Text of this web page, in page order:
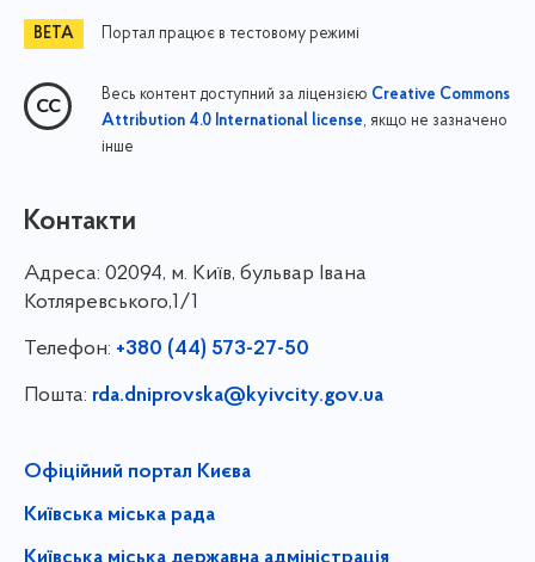
Портал працює в тестовому режимі
Весь контент доступний за ліцензією Creative Commons
Attribution 4.0 International license, якщо не зазначено
інше
Контакти
Адреса: 02094, м. Київ, бульвар Івана
Котляревського,1/1
Телефон: +380 (44) 573-27-50
Пошта: rda.dniprovska@kyivcity.gov.ua
Офіційний портал Києва
Київська міська рада